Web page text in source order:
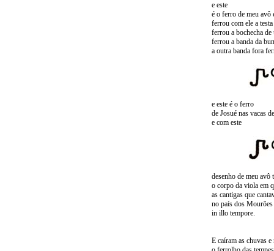
e este
é o ferro de meu avô
ferrou com ele a
ferrou a bochecha
ferrou a banda da
a outra banda fora
e este é o ferro
de Josué nas vacas
e com este
desenho de meu avô
o corpo da viola em
as cantigas que
no país dos Mourões
in illo tempore.
E caíram as chuvas e